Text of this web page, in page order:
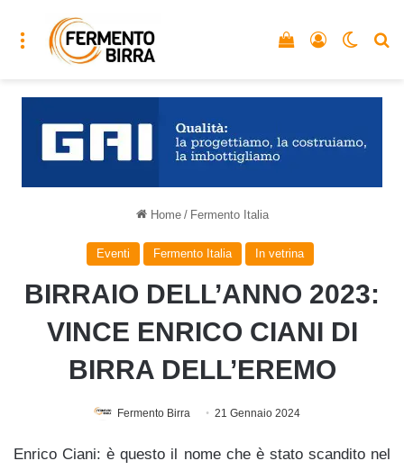
Menu Accedi
Vedi il carrello
Home / Fermento Italia
Eventi Fermento Italia In vetrina
BIRRAIO DELL’ANNO 2023:
VINCE ENRICO CIANI DI
BIRRA DELL’EREMO
Fermento Birra 21 Gennaio 2024
Enrico Ciani: è questo il nome che è stato scandito nel